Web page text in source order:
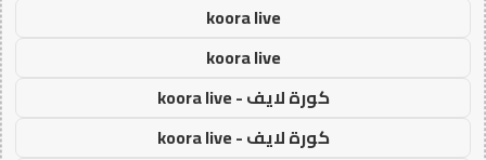
koora live
koora live
كورة لايف - koora live
كورة لايف - koora live